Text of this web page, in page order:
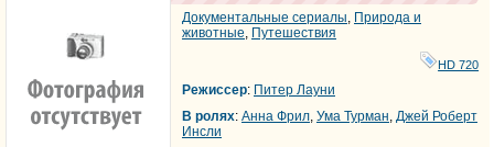
Документальные сериалы Природа и
животные Путешествия
HD 720
Режиссер: Питер Лауни
В ролях: Анна Фрил Ума Турман Джей Роберт
Инсли